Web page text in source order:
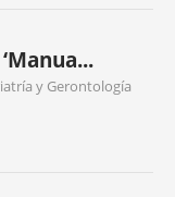
y Gerontología